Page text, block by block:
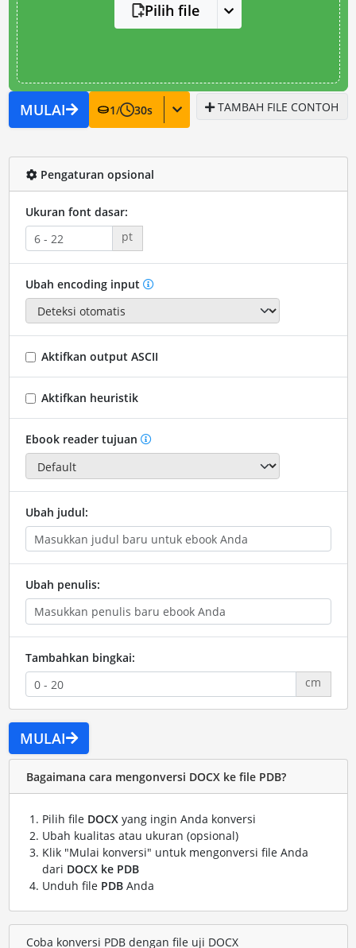
Pilih file
MULAI 1/ 30s TAMBAH FILE CONTOH
Pengaturan opsional
Ukuran font dasar:
pt
Ubah encoding input
Aktifkan output ASCII
Aktifkan heuristik
Ebook reader tujuan
Ubah judul:
Ubah penulis:
Tambahkan bingkai:
cm
MULAI
Bagaimana cara mengonversi DOCX ke file PDB?
Pilih file DOCXyang ingin Anda konversi
Ubah kualitas atau ukuran (opsional)
Klik "Mulai konversi" untuk mengonversi file Anda
dari DOCX ke PDB
Unduh file PDBAnda
Coba konversi PDB dengan file uji DOCX